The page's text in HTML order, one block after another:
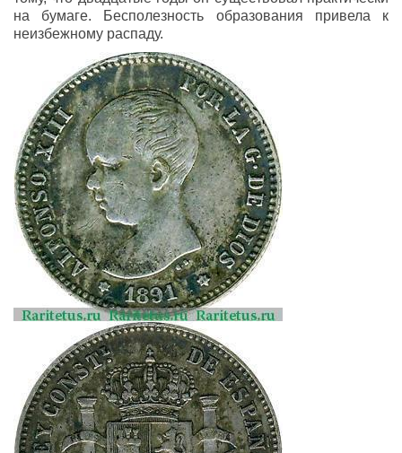
на бумаге. Бесполезность образования привела к
неизбежному распаду.